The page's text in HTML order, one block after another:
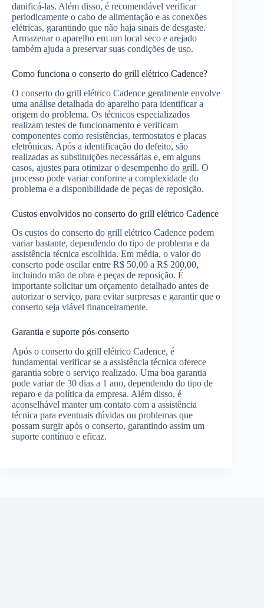
danificá-las. Além disso, é recomendável verificar
periodicamente o cabo de alimentação e as conexões
elétricas, garantindo que não haja sinais de desgaste.
Armazenar o aparelho em um local seco e arejado
também ajuda a preservar suas condições de uso.
Como funciona o conserto do grill elétrico Cadence?
O conserto do grill elétrico Cadence geralmente envolve
uma análise detalhada do aparelho para identificar a
origem do problema. Os técnicos especializados
realizam testes de funcionamento e verificam
componentes como resistências, termostatos e placas
eletrônicas. Após a identificação do defeito, são
realizadas as substituições necessárias e, em alguns
casos, ajustes para otimizar o desempenho do grill. O
processo pode variar conforme a complexidade do
problema e a disponibilidade de peças de reposição.
Custos envolvidos no conserto do grill elétrico Cadence
Os custos do conserto do grill elétrico Cadence podem
variar bastante, dependendo do tipo de problema e da
assistência técnica escolhida. Em média, o valor do
conserto pode oscilar entre R$ 50,00 a R$ 200,00,
incluindo mão de obra e peças de reposição. É
importante solicitar um orçamento detalhado antes de
autorizar o serviço, para evitar surpresas e garantir que o
conserto seja viável financeiramente.
Garantia e suporte pós-conserto
Após o conserto do grill elétrico Cadence, é
fundamental verificar se a assistência técnica oferece
garantia sobre o serviço realizado. Uma boa garantia
pode variar de 30 dias a 1 ano, dependendo do tipo de
reparo e da política da empresa. Além disso, é
aconselhável manter um contato com a assistência
técnica para eventuais dúvidas ou problemas que
possam surgir após o conserto, garantindo assim um
suporte contínuo e eficaz.